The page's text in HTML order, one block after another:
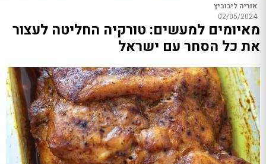
אוריה ליבוביץ
02/05/2024
מאיומים למעשים: טורקיה החליטה לעצור
את כל הסחר עם ישראל